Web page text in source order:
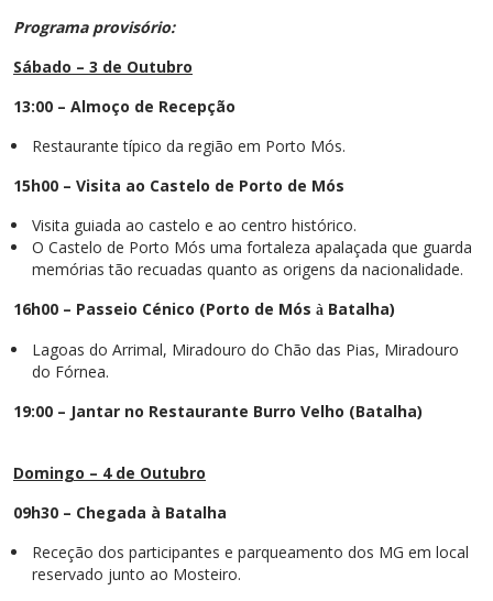
Programa provisório:
Sábado – 3 de Outubro
13:00 – Almoço de Recepção
Restaurante típico da região em Porto Mós.
15h00 – Visita ao Castelo de Porto de Mós
Visita guiada ao castelo e ao centro histórico.
O Castelo de Porto Mós uma fortaleza apalaçada que guarda
memórias tão recuadas quanto as origens da nacionalidade.
16h00 – Passeio Cénico (Porto de Mós à Batalha)
Lagoas do Arrimal, Miradouro do Chão das Pias, Miradouro
do Fórnea.
19:00 – Jantar no Restaurante Burro Velho (Batalha)
Domingo – 4 de Outubro
09h30 – Chegada à Batalha
Receção dos participantes e parqueamento dos MG em local
reservado junto ao Mosteiro.